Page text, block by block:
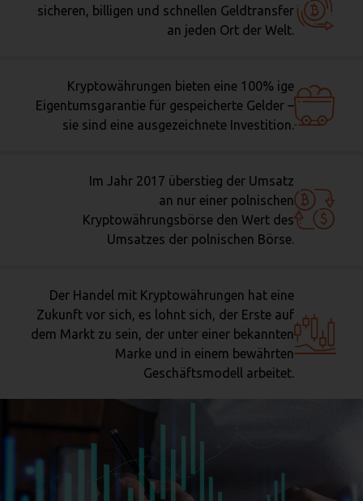
sicheren, billigen und schnellen Geldtransfer
an jeden Ort der Welt.
Kryptowährungen bieten eine 100% ige
Eigentumsgarantie für gespeicherte Gelder –
sie sind eine ausgezeichnete Investition.
Im Jahr 2017 überstieg der Umsatz
an nur einer polnischen
Kryptowährungsbörse den Wert des
Umsatzes der polnischen Börse.
Der Handel mit Kryptowährungen hat eine
Zukunft vor sich, es lohnt sich, der Erste auf
dem Markt zu sein, der unter einer bekannten
Marke und in einem bewährten
Geschäftsmodell arbeitet.